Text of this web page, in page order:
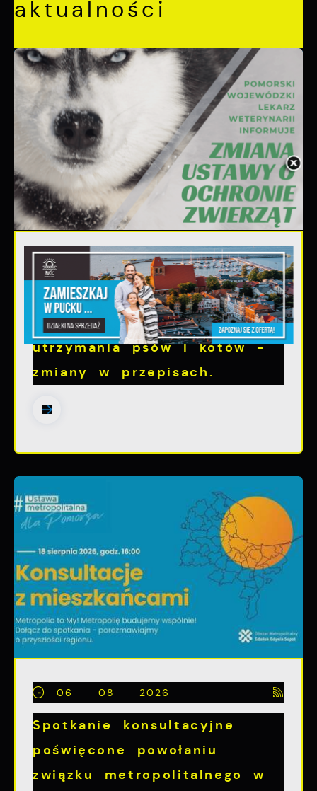
aktualności
06 - 08 - 2026
Ustawa dotycząca ochrony
zwięrząt w zakresie
utrzymania psów i kotów -
zmiany w przepisach.
06 - 08 - 2026
Spotkanie konsultacyjne
poświęcone powołaniu
związku metropolitalnego w